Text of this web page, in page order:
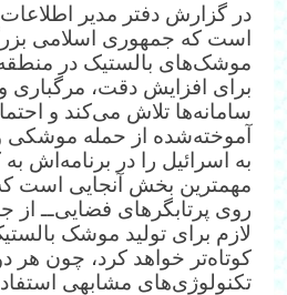
در گزارش دفتر مدیر
است که جمهوری اسلامی
موشک‌های بالستیک در منطقه
برای افزایش دقت، مرگباری
سامانه‌ها تلاش می‌کند و
آموخته‌شده از حمله موشکی و
به اسرائیل را در برنامه‌اش
مهمترین بخش آنجایی است
روی پرتابگرهای فضایی‌ــ از
لازم برای تولید موشک
کوتاه‌تر خواهد کرد، چون هر
تکنولوژی‌های مشابهی